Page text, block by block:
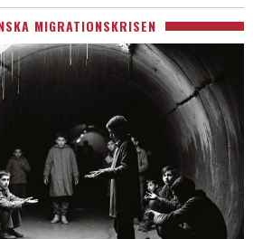
MIGRATIONSKRISEN